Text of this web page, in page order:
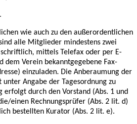
wie auch zu den außerordentlichen
alle Mitglieder mindestens zwei
mittels Telefax oder per E-
Verein bekanntgegebene Fax-
einzuladen. Die Anberaumung der
unter Angabe der Tagesordnung zu
erfolgt durch den Vorstand (Abs. 1 und
einen Rechnungsprüfer (Abs. 2 lit. d)
bestellten Kurator (Abs. 2 lit. e).